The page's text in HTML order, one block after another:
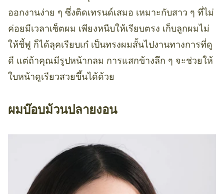
ออกงานง่าย ๆ ซึ่งติดเทรนด์เสมอ เหมาะกับสาว ๆ ที่ไม่
ค่อยมีเวลาเซ็ตผม เพียงหนีบให้เรียบตรง เก็บลูกผมไม่
ให้ชี้ฟู ก็ได้ลุคเรียบเก๋ เป็นทรงผมสั้นไปงานทางการที่ดู
ดี แต่ถ้าคุณมีรูปหน้ากลม การแสกข้างลึก ๆ จะช่วยให้
ใบหน้าดูเรียวสวยขึ้นได้ด้วย
ผมบ๊อบม้วนปลายงอน